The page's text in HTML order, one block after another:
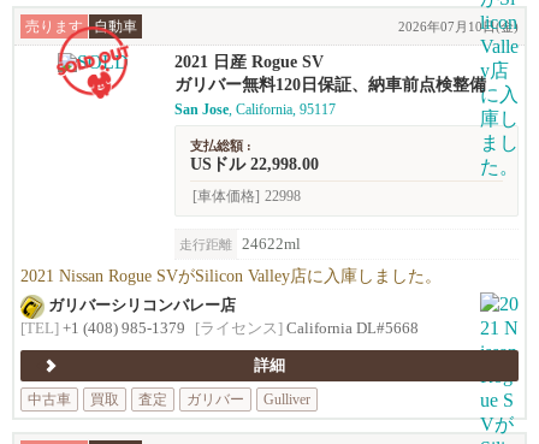
売ります 自動車 2026年07月10日(金)
2021 日産 Rogue SV
ガリバー無料120日保証、納車前点検整備
San Jose, California, 95117
支払総額 :
USドル 22,998.00
[車体価格] 22998
走行距離 24622ml
2021 Nissan Rogue SVがSilicon Valley店に入庫しました。
ガリバーシリコンバレー店
[TEL] +1 (408) 985-1379 [ライセンス] California DL#5668
詳細
中古車
買取 査定 ガリバー Gulliver